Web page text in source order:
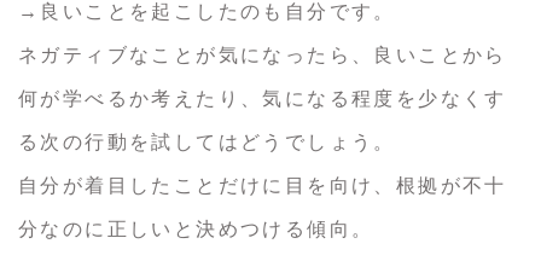
→良いことを起こしたのも自分です。
ネガティブなことが気になったら、良いことから
何が学べるか考えたり、気になる程度を少なくす
る次の行動を試してはどうでしょう。
自分が着目したことだけに目を向け、根拠が不十
分なのに正しいと決めつける傾向。